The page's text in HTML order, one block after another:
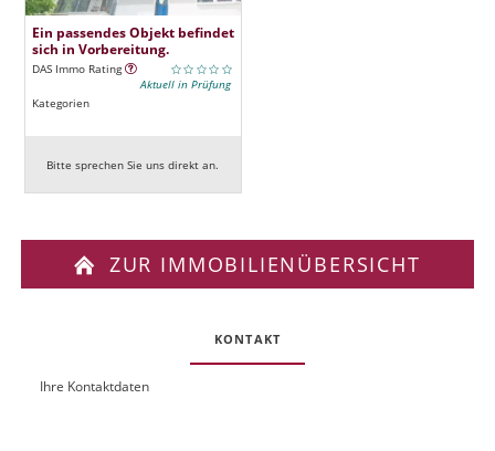
Ein passendes Objekt befindet
sich in Vorbereitung.
DAS Immo Rating
Aktuell in Prüfung
Kategorien
Bitte sprechen Sie uns direkt an.
ZUR IMMOBILIENÜBERSICHT
KONTAKT
OUIhre Kontaktdaten